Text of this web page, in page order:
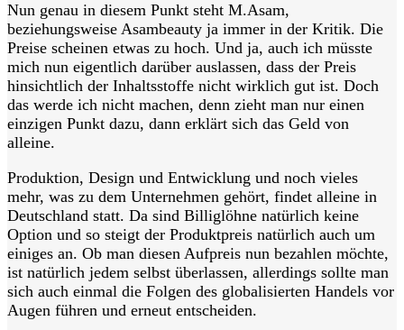
Nun genau in diesem Punkt steht M.Asam,
beziehungsweise Asambeauty ja immer in der Kritik. Die
Preise scheinen etwas zu hoch. Und ja, auch ich müsste
mich nun eigentlich darüber auslassen, dass der Preis
hinsichtlich der Inhaltsstoffe nicht wirklich gut ist. Doch
das werde ich nicht machen, denn zieht man nur einen
einzigen Punkt dazu, dann erklärt sich das Geld von
alleine.
Produktion, Design und Entwicklung und noch vieles
mehr, was zu dem Unternehmen gehört, findet alleine in
Deutschland statt. Da sind Billiglöhne natürlich keine
Option und so steigt der Produktpreis natürlich auch um
einiges an. Ob man diesen Aufpreis nun bezahlen möchte,
ist natürlich jedem selbst überlassen, allerdings sollte man
sich auch einmal die Folgen des globalisierten Handels vor
Augen führen und erneut entscheiden.